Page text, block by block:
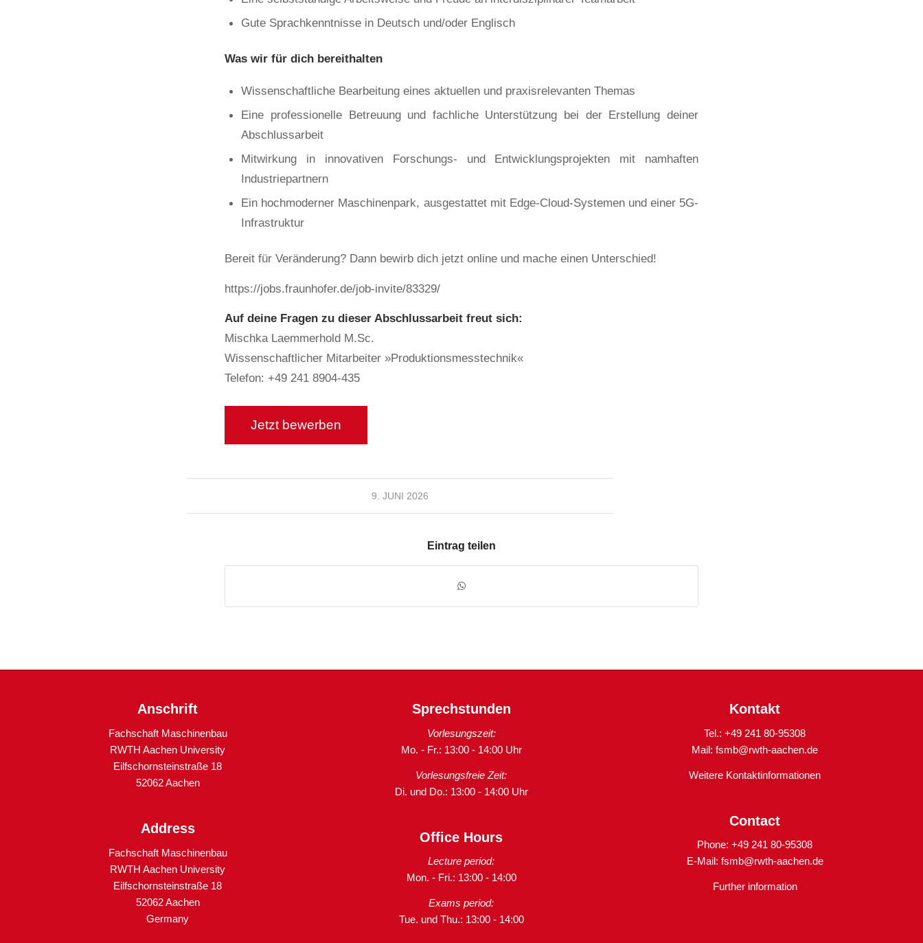
Gute Sprachkenntnisse in Deutsch und/oder Englisch
Was wir für dich bereithalten
Wissenschaftliche Bearbeitung eines aktuellen und praxisrelevanten Themas
Eine professionelle Betreuung und fachliche Unterstützung bei der Erstellung deiner
Abschlussarbeit
Mitwirkung in innovativen Forschungs- und Entwicklungsprojekten mit namhaften
Industriepartnern
Ein hochmoderner Maschinenpark, ausgestattet mit Edge-Cloud-Systemen und einer 5G-
Infrastruktur
Bereit für Veränderung? Dann bewirb dich jetzt online und mache einen Unterschied!
https://jobs.fraunhofer.de/job-invite/83329/
Auf deine Fragen zu dieser Abschlussarbeit freut sich:
Mischka Laemmerhold M.Sc.
Wissenschaftlicher Mitarbeiter »Produktionsmesstechnik«
Telefon: +49 241 8904-435
9. JUNI 2026
Eintrag teilen
Anschrift
Fachschaft Maschinenbau
RWTH Aachen University
Eilfschornsteinstraße 18
52062 Aachen
Address
Fachschaft Maschinenbau
RWTH Aachen University
Eilfschornsteinstraße 18
52062 Aachen
Germany
Sprechstunden
Vorlesungszeit:
Mo. - Fr.: 13:00 - 14:00 Uhr
Vorlesungsfreie Zeit:
Di. und Do.: 13:00 - 14:00 Uhr
Office Hours
Lecture period:
Mon. - Fri.: 13:00 - 14:00
Exams period:
Tue. und Thu.: 13:00 - 14:00
Kontakt
Tel.: +49 241 80-95308
Mail:fsmb@rwth-aachen.de
Weitere Kontaktinformationen
Contact
Phone: +49 241 80-95308
E-Mail: fsmb@rwth-aachen.de
Further information